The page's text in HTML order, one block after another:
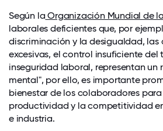
Según la Organización Mundial de
laborales deficientes que, por
discriminación y la desigualdad, las
excesivas, el control insuficiente del
inseguridad laboral, representan un
mental", por ello, es importante
bienestar de los colaboradores
productividad y la competitividad
e industria.